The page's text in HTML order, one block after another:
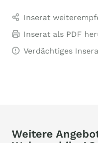
Inserat
Inserat als PDF
Verdächtiges
Weitere